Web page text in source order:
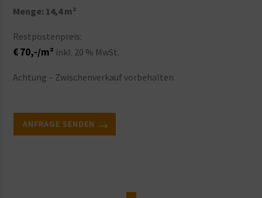
Menge: 14,4 m²
Restpostenpreis:
€ 70,-/m² inkl. 20 % MwSt.
Achtung – Zwischenverkauf vorbehalten
ANFRAGE SENDEN